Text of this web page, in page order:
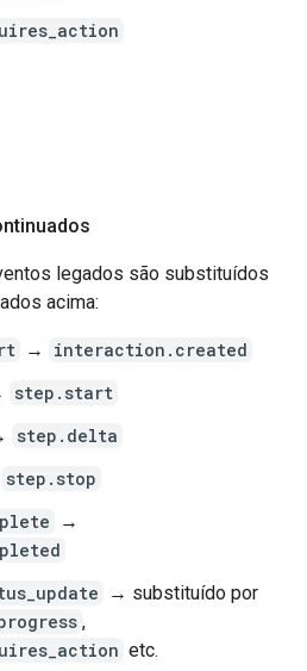
legados são substituídos
acima:
→
interaction.created
step.start
step.delta
step.stop
→
→ substituído por
,
etc.